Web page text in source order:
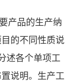
产品的生产纳
的不同性质说
述各个单项工
说明。生产工